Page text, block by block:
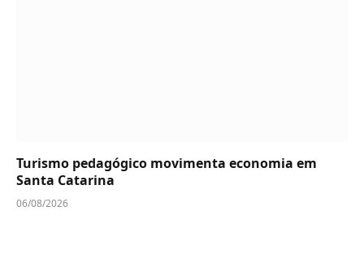
Turismo pedagógico movimenta economia em
Santa Catarina
06/08/2026